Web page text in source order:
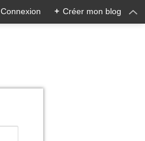
Connexion + Créer mon blog